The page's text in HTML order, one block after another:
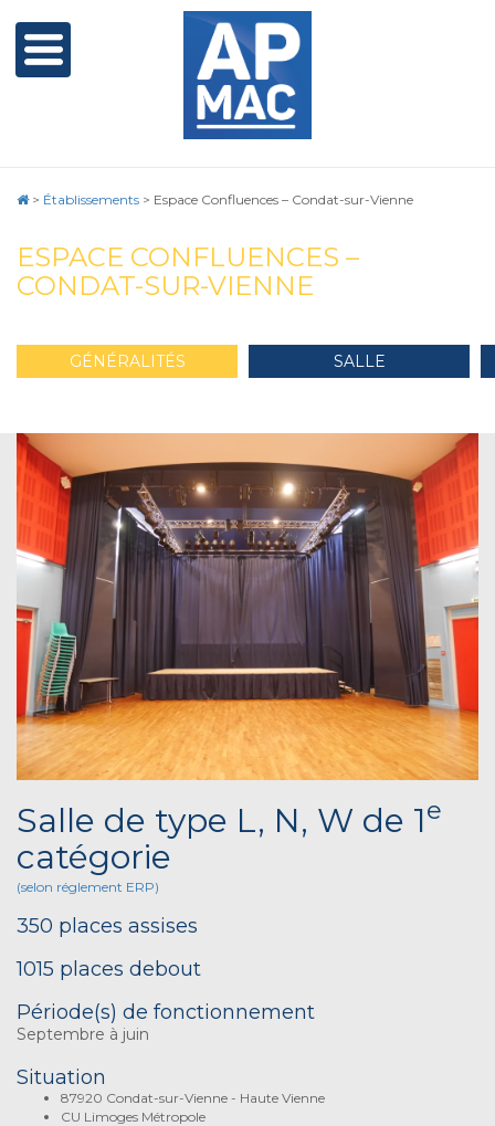
> Établissements > Espace Confluences – Condat-sur-Vienne
ESPACE CONFLUENCES –
CONDAT-SUR-VIENNE
GÉNÉRALITÉS SALLE
Salle de type L, N, W de 1e
catégorie
(selon réglement ERP)
350 places assises
1015 places debout
Période(s) de fonctionnement
Septembre à juin
Situation
87920 Condat-sur-Vienne - Haute Vienne
CU Limoges Métropole